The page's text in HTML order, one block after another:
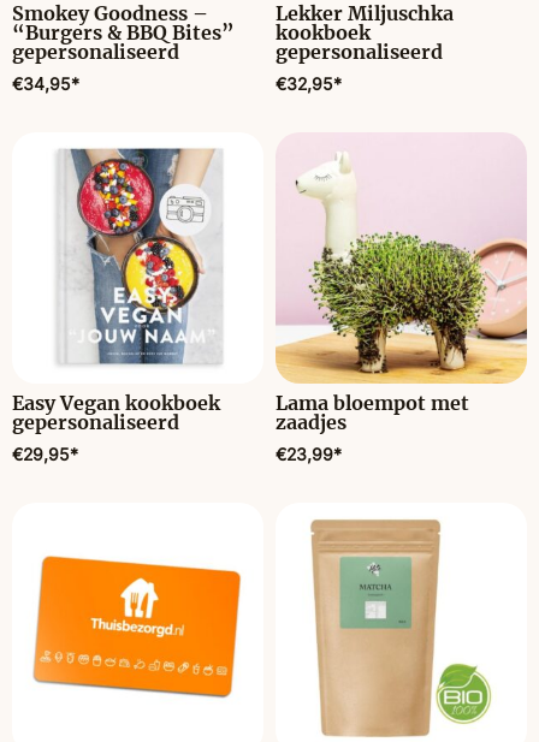
Smokey Goodness –
“Burgers & BBQ Bites”
gepersonaliseerd
€34,95*
Lekker Miljuschka
kookboek
gepersonaliseerd
€32,95*
Easy Vegan kookboek
gepersonaliseerd
€29,95*
Lama bloempot met
zaadjes
€23,99*